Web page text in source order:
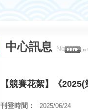
中心訊息 News »
【競賽花絮】《
刊登時間： 2025/06/24